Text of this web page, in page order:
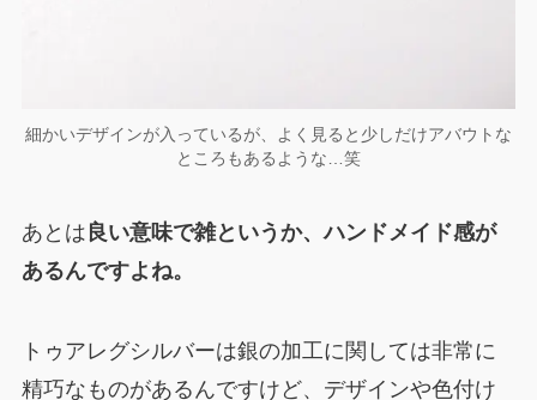
細かいデザインが入っているが、よく見ると少しだけアバウトな
ところもあるような…笑
あとは 良い意味で雑というか、ハンドメイド感が
あるんですよね。
トゥアレグシルバーは銀の加工に関しては非常に
精巧なものがあるんですけど、デザインや色付け